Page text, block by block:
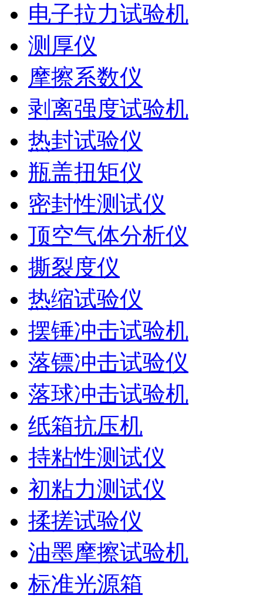
电子拉力试验机
测厚仪
摩擦系数仪
剥离强度试验机
热封试验仪
瓶盖扭矩仪
密封性测试仪
顶空气体分析仪
撕裂度仪
热缩试验仪
摆锤冲击试验机
落镖冲击试验仪
落球冲击试验机
纸箱抗压机
持粘性测试仪
初粘力测试仪
揉搓试验仪
油墨摩擦试验机
标准光源箱